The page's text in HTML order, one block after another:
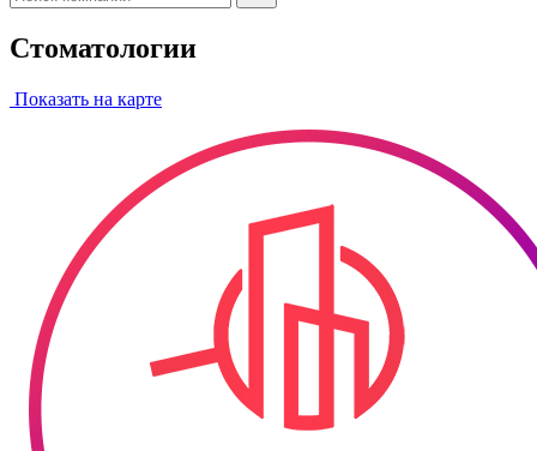
Стоматологии
Показать на карте